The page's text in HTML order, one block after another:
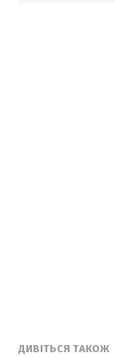
ДИВІТЬСЯ ТАКОЖ